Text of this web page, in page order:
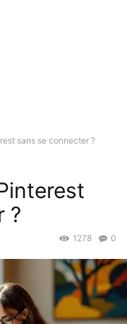
sans se connecter ?
?
0
1278